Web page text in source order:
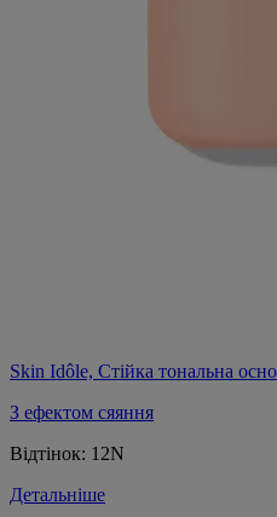
Skin Idôle, Стійка тональна
З ефектом сяяння
Відтінок: 12N
Детальніше